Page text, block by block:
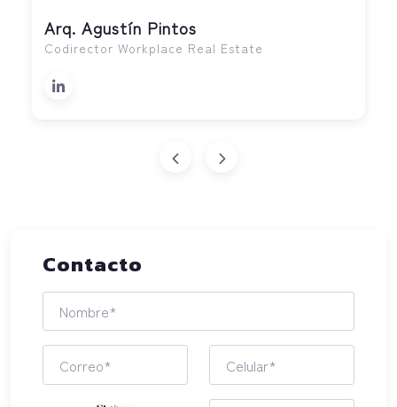
Arq. Agustín Pintos
Codirector Workplace Real Estate
Contacto